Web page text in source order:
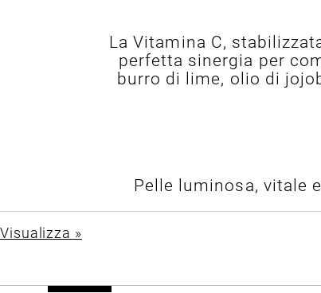
La Vitamina C,
perfetta sinergia per
burro di lime, olio di
Pelle luminosa, vitale
Visualizza »